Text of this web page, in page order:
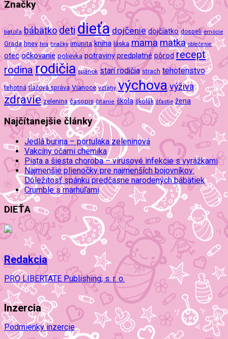
Značky
batoľa bábätkodeti dieťa dojčenie dojčiatko dospelí emócie
Grada hnev hra hračky imunita kniha láska mama matka oblečenie
otec očkovanie polievka potraviny predplatné pôrod recept
rodinarodičia spánok starí rodičia strach tehotenstvo
tehotná tlačová správa Vianoce vzťahy výchovavýživa
zdravie zelenina časopis čítanie škola školák šťastie žena
Najčítanejšie články
Jedlá burina – portulaka zeleninová
Vakcíny očami chemika
Piata a šiesta choroba – vírusové infekcie s vyrážkami
Najmenšie plienočky pre najmenších bojovníkov:
Dôležitosť spánku predčasne narodených bábätiek
Crumble s marhuľami
DIEŤA
Redakcia
PRO LIBERTATE Publishing, s. r. o.
Inzercia
Podmienky inzercie